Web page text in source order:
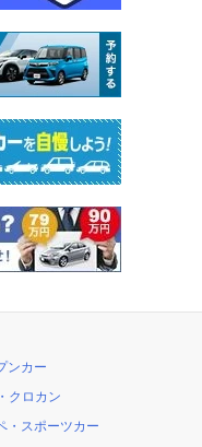
ンカー
クロカン
・スポーツカー